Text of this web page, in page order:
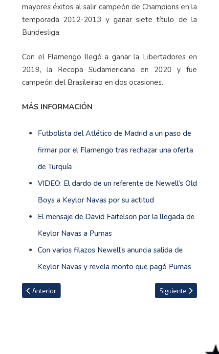
mayores éxitos al salir campeón de Champions en la
temporada 2012-2013 y ganar siete título de la
Bundesliga.
Con el Flamengo llegó a ganar la Libertadores en
2019, la Recopa Sudamericana en 2020 y fue
campeón del Brasileirao en dos ocasiones.
MÁS INFORMACIÓN
Futbolista del Atlético de Madrid a un paso de
firmar por el Flamengo tras rechazar una oferta
de Turquía
VIDEO: El dardo de un referente de Newell's Old
Boys a Keylor Navas por su actitud
El mensaje de David Faitelson por la llegada de
Keylor Navas a Pumas
Con varios filazos Newell's anuncia salida de
Keylor Navas y revela monto que pagó Pumas
Artículo anterior: La Pasión del Fútbol: Cómo el Deporte Rey Nos
Anterior Artículo siguiente:
Siguiente